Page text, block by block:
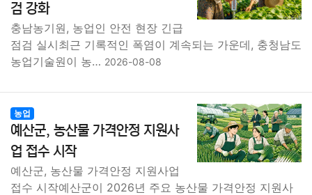
결혼 육아 반려동물 패션 미용
요리 상품리뷰 원예 금융
대출 IT 컴퓨터 기술
종교 사회 의학 경제 마케팅
부동산 외국어 교육 교통 생활 기타
검 강화
충남농기원, 농업인 안전 현장 긴급
점검 실시최근 기록적인 폭염이 계속되는 가운데, 충청남도
농업기술원이 농… 2026-08-08
농업
예산군, 농산물 가격안정 지원사
업 접수 시작
예산군, 농산물 가격안정 지원사업
접수 시작예산군이 2026년 주요 농산물 가격안정 지원사